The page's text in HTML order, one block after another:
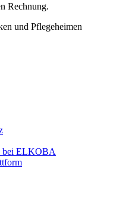
Rechnung.
und Pflegeheimen
bei ELKOBA